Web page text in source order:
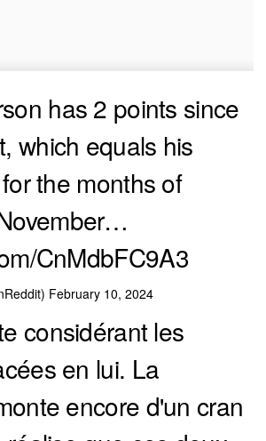
has 2 points since
which equals his
the months of
CnMdbFC9A3
February 10, 2024
considérant les
en lui. La
encore d'un cran